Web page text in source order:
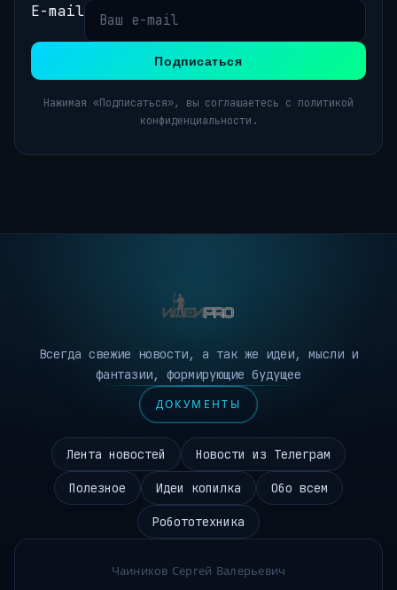
E-mail
Подписаться
Нажимая «Подписаться», вы соглашаетесь с политикой
конфиденциальности.
Всегда свежие новости, а так же идеи, мысли и
фантазии, формирующие будущее
ДОКУМЕНТЫ
Лента новостей Новости из Телеграм
Полезное Идеи копилка Обо всем
Робототехника
Чаиников Сергей Валерьевич